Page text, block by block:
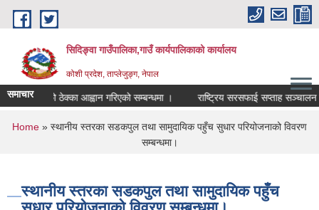
Skip to main content
सिदिङ्वा गाउँपालिका,गाउँ कार्यपालिकाको कार्यालय
कोशी प्रदेश, ताप्लेजुङ्ग, नेपाल
समाचारआयको ठेक्का आह्वान गरिएको सम्बन्धमा । राष्ट्रिय सरसफाई सप्ताह सञ्चालन
You are here
Home » स्थानीय स्तरका सडकपुल तथा सामुदायिक पहुँच सुधार परियोजनाको विवरण
सम्बन्धमा।
स्थानीय स्तरका सडकपुल तथा सामुदायिक पहुँच